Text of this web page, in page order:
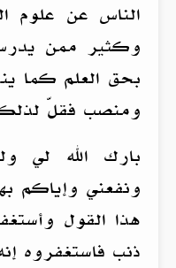
الناس عن علوم
وكثير ممن
بحق العلم كما
ومنصب فقلّ
بارك الله لي
ونفعني وإياكم
هذا القول
ذنب فاستغفروه